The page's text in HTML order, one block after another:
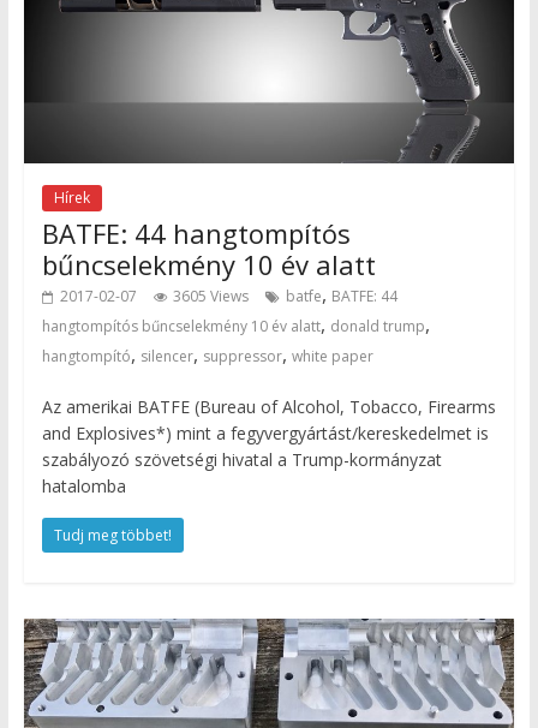
Hírek
BATFE: 44 hangtompítós
bűncselekmény 10 év alatt
2017-02-07 3605 Views batfe, BATFE: 44
hangtompítós bűncselekmény 10 év alatt, donald trump,
hangtompító, silencer, suppressor, white paper
Az amerikai BATFE (Bureau of Alcohol, Tobacco, Firearms
and Explosives*) mint a fegyvergyártást/kereskedelmet is
szabályozó szövetségi hivatal a Trump-kormányzat
hatalomba
Tudj meg többet!